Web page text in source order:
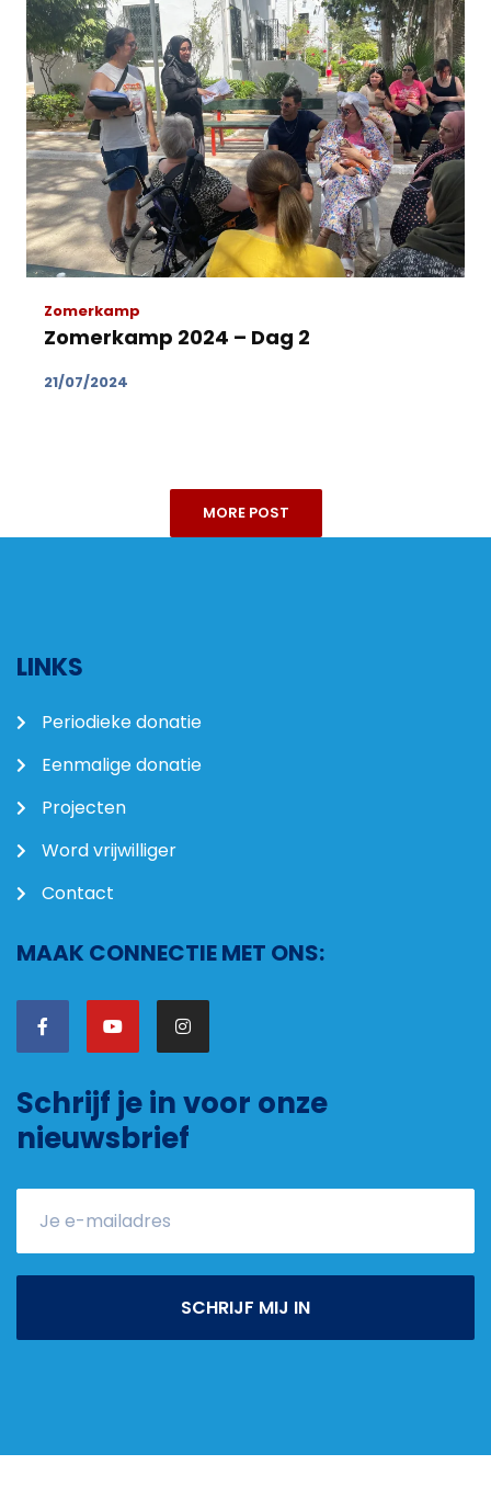
Zomerkamp
Zomerkamp 2024 – Dag 2
21/07/2024
MORE POST
LINKS
Periodieke donatie
Eenmalige donatie
Projecten
Word vrijwilliger
Contact
MAAK CONNECTIE MET ONS:
Schrijf je in voor onze
nieuwsbrief
SCHRIJF MIJ IN